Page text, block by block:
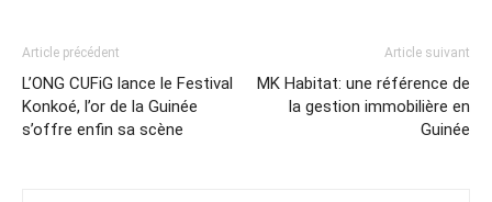
Article précédent
L’ONG CUFiG lance le Festival
Konkoé, l’or de la Guinée
s’offre enfin sa scène
Article suivant
MK Habitat: une référence de
la gestion immobilière en
Guinée